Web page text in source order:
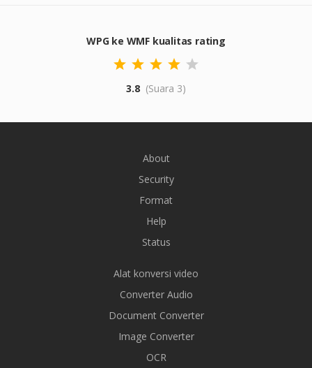
WPG ke WMF kualitas rating
3.8 (Suara 3)
About
Security
Format
Help
Status
Alat konversi video
Converter Audio
Document Converter
Image Converter
OCR